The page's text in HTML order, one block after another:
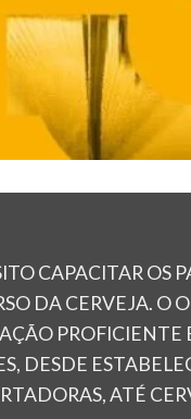
CAPACITAR
DA CERVEJA. O
DESDE
ATÉ